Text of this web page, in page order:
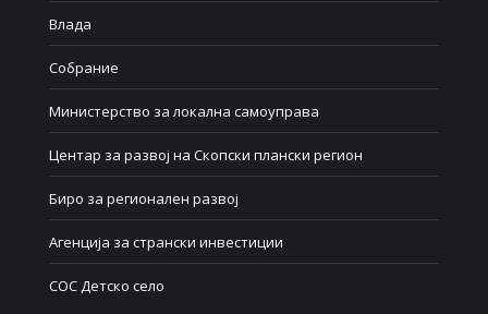
Влада
Собрание
Министерство за локална самоуправа
Центар за развој на Скопски плански регион
Биро за регионален развој
Агенција за странски инвестиции
СОС Детско село